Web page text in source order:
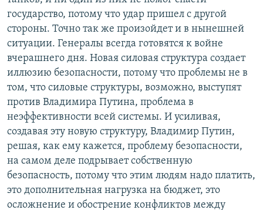
государство, потому что удар пришел с другой
стороны. Точно так же произойдет и в нынешней
ситуации. Генералы всегда готовятся к войне
вчерашнего дня. Новая силовая структура создает
иллюзию безопасности, потому что проблемы не в
том, что силовые структуры, возможно, выступят
против Владимира Путина, проблема в
неэффективности всей системы. И усиливая,
создавая эту новую структуру, Владимир Путин,
решая, как ему кажется, проблему безопасности,
на самом деле подрывает собственную
безопасность, потому что этим людям надо платить,
это дополнительная нагрузка на бюджет, это
осложнение и обострение конфликтов между